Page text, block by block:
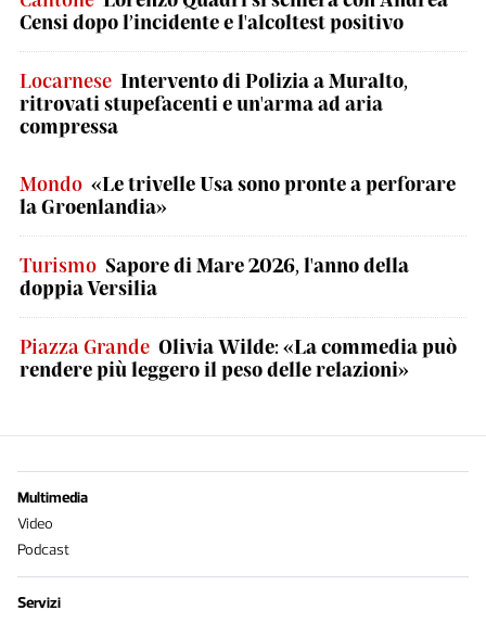
Censi dopo l’incidente e l'alcoltest positivo
Locarnese Intervento di Polizia a Muralto,
ritrovati stupefacenti e un'arma ad aria
compressa
Mondo «Le trivelle Usa sono pronte a perforare
la Groenlandia»
Turismo Sapore di Mare 2026, l'anno della
doppia Versilia
Piazza Grande Olivia Wilde: «La commedia può
rendere più leggero il peso delle relazioni»
Multimedia
Video
Podcast
Servizi